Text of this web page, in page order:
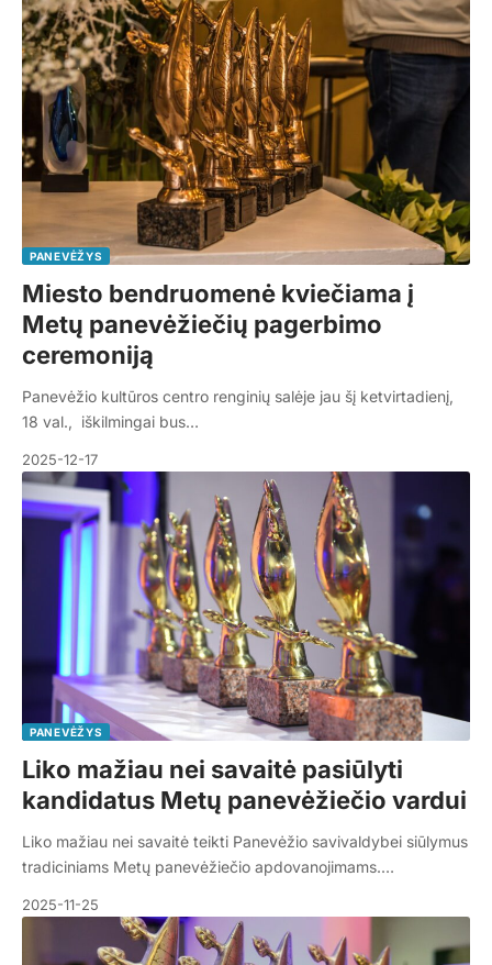
PANEVĖŽYS
Miesto bendruomenė kviečiama į
Metų panevėžiečių pagerbimo
ceremoniją
Panevėžio kultūros centro renginių salėje jau šį ketvirtadienį,
18 val., iškilmingai bus…
2025-12-17
PANEVĖŽYS
Liko mažiau nei savaitė pasiūlyti
kandidatus Metų panevėžiečio vardui
Liko mažiau nei savaitė teikti Panevėžio savivaldybei siūlymus
tradiciniams Metų panevėžiečio apdovanojimams.…
2025-11-25